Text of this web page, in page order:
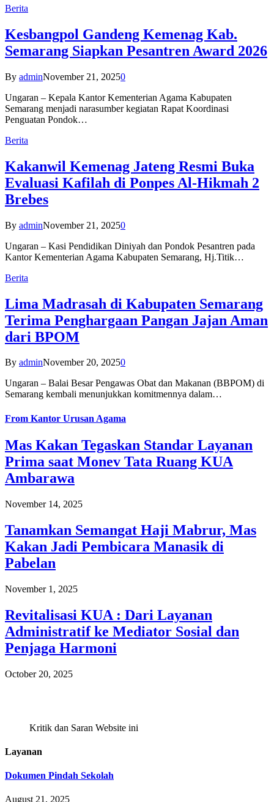
Berita
Kesbangpol Gandeng Kemenag Kab.
Semarang Siapkan Pesantren Award 2026
By adminNovember 21, 20250
Ungaran – Kepala Kantor Kementerian Agama Kabupaten
Semarang menjadi narasumber kegiatan Rapat Koordinasi
Penguatan Pondok…
Berita
Kakanwil Kemenag Jateng Resmi Buka
Evaluasi Kafilah di Ponpes Al-Hikmah 2
Brebes
By adminNovember 21, 20250
Ungaran – Kasi Pendidikan Diniyah dan Pondok Pesantren pada
Kantor Kementerian Agama Kabupaten Semarang, Hj.Titik…
Berita
Lima Madrasah di Kabupaten Semarang
Terima Penghargaan Pangan Jajan Aman
dari BPOM
By adminNovember 20, 20250
Ungaran – Balai Besar Pengawas Obat dan Makanan (BBPOM) di
Semarang kembali menunjukkan komitmennya dalam…
From Kantor Urusan Agama
Mas Kakan Tegaskan Standar Layanan
Prima saat Monev Tata Ruang KUA
Ambarawa
November 14, 2025
Tanamkan Semangat Haji Mabrur, Mas
Kakan Jadi Pembicara Manasik di
Pabelan
November 1, 2025
Revitalisasi KUA : Dari Layanan
Administratif ke Mediator Sosial dan
Penjaga Harmoni
October 20, 2025
Kritik dan Saran Website ini
Layanan
Dokumen Pindah Sekolah
August 21, 2025